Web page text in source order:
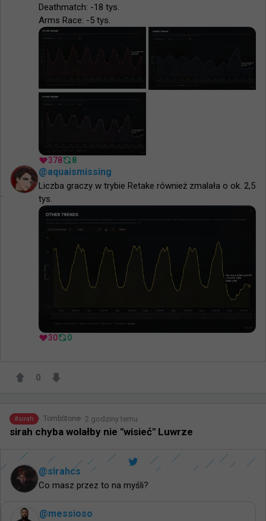
Deathmatch: -18 tys.
Arms Race: -5 tys.
378 8
@aquaismissing
Liczba graczy w trybie Retake również zmalała o ok. 2,5
tys.
30 0
0
#sirah TombStone 2 godziny temu
sirah chyba wolałby nie "wisieć" Luwrze
@sirahcs
Co masz przez to na myśli?
@messioso